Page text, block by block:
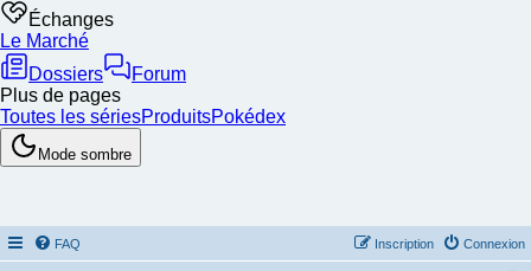
FAQ Connexion
Inscription